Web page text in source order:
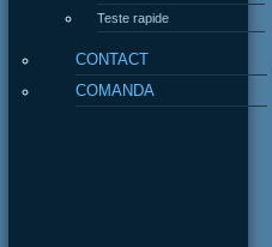
Teste rapide
CONTACT
COMANDA